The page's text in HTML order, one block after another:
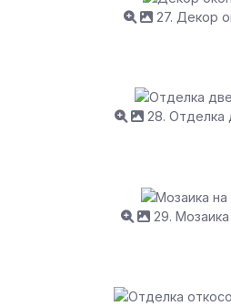
27. Декор
28. Отделка
29.